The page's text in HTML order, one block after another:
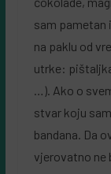
sam pametan
na paklu od
utrke:
…). Ako o
stvar koju
bandana. Da
vjerovatno ne